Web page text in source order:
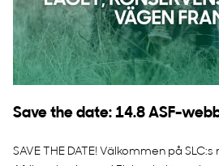
Save the date: 14.8 ASF-
SAVE THE DATE! Välkommen på